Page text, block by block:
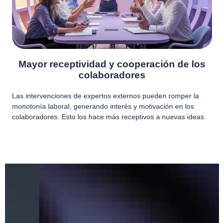
Mayor receptividad y cooperación de los
colaboradores
Las intervenciones de expertos externos pueden romper la
monotonía laboral, generando interés y motivación en los
colaboradores. Esto los hace más receptivos a nuevas ideas.